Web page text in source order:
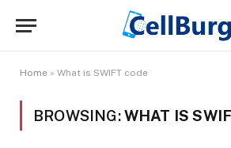
Home » What is SWIFT code
BROWSING:WHAT IS